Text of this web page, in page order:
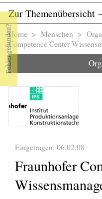
Zur Themenübersicht
Sie sind hier
Home > Menschen >
Competence Center
Eingetragen: 06.02.08
Fraunhofer